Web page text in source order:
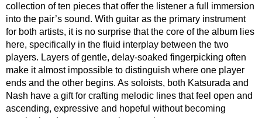
collection of ten pieces that offer the listener a full immersion
into the pair’s sound. With guitar as the primary instrument
for both artists, it is no surprise that the core of the album lies
here, specifically in the fluid interplay between the two
players. Layers of gentle, delay-soaked fingerpicking often
make it almost impossible to distinguish where one player
ends and the other begins. As soloists, both Katsurada and
Nash have a gift for crafting melodic lines that feel open and
ascending, expressive and hopeful without becoming